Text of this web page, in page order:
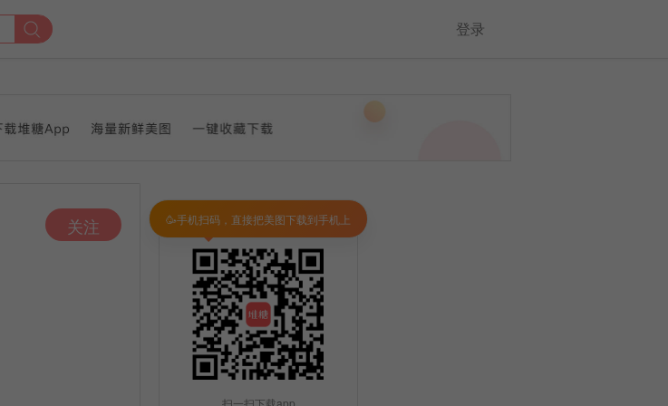
登录
关注
扫一扫下载app
🥳手机扫码，直接把美图下载到手机上